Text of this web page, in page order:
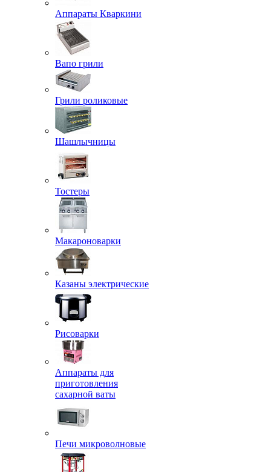
Аппараты Кваркини
Вапо грили
Грили роликовые
Шашлычницы
Тостеры
Макароноварки
Казаны электрические
Рисоварки
Аппараты для
приготовления
сахарной ваты
Печи микроволновые